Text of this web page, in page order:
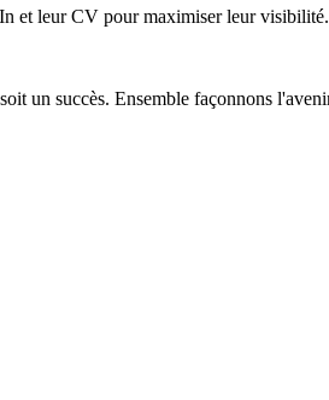
et leur CV pour maximiser leur visibilité.
un succès. Ensemble façonnons